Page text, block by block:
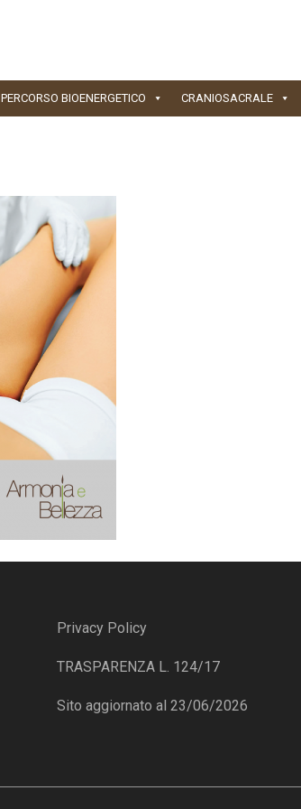
PERCORSO BIOENERGETICO CRANIOSACRALE
Privacy Policy
TRASPARENZA L. 124/17
Sito aggiornato al 23/06/2026